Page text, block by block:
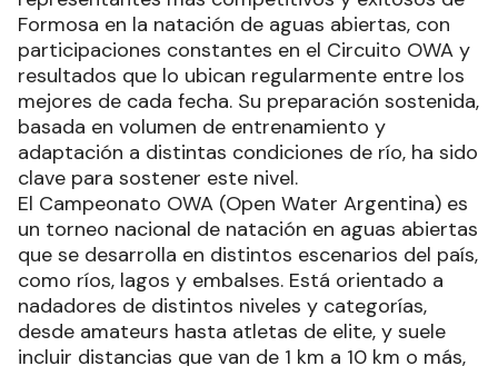
Formosa en la natación de aguas abiertas, con
participaciones constantes en el Circuito OWA y
resultados que lo ubican regularmente entre los
mejores de cada fecha. Su preparación sostenida,
basada en volumen de entrenamiento y
adaptación a distintas condiciones de río, ha sido
clave para sostener este nivel.
El Campeonato OWA (Open Water Argentina) es
un torneo nacional de natación en aguas abiertas
que se desarrolla en distintos escenarios del país,
como ríos, lagos y embalses. Está orientado a
nadadores de distintos niveles y categorías,
desde amateurs hasta atletas de elite, y suele
incluir distancias que van de 1 km a 10 km o más,